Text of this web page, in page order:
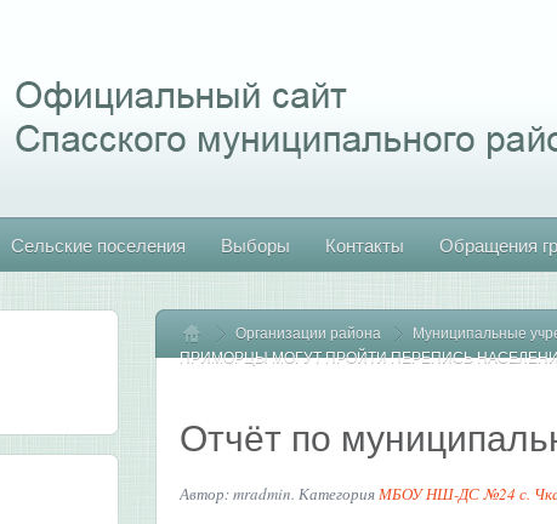
Сельские поселения Выборы Контакты Обращения
Главная
Организации района Муниципальные
ПРИМОРЦЫ МОГУТ ПРОЙТИ ПЕРЕПИСЬ
Отчёт по
Автор: mradmin. КатегорияМБОУ НШ-ДС №24 с.